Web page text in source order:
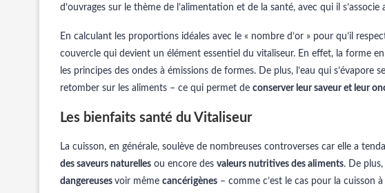
d’ouvrages sur le thème de l’alimentation et de la santé, avec qui il s’associe
En calculant les proportions idéales avec le « nombre d’or » pour qu’il
couvercle qui devient un élément essentiel du vitaliseur. En effet, la forme en
les principes des ondes à émissions de formes. De plus, l’eau qui s’évapore
retomber sur les aliments – ce qui permet de conserver leur saveur et leur
Les bienfaits santé du Vitaliseur
La cuisson, en générale, soulève de nombreuses controverses car elle a
des saveurs naturelles ou encore des valeurs nutritives des aliments. De
dangereuses voir même cancérigènes – comme c’est le cas pour la cuisson